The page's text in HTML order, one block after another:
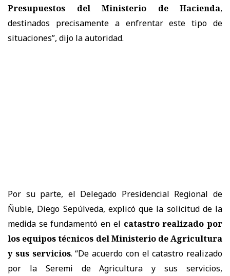
Presupuestos del Ministerio de Hacienda,
destinados precisamente a enfrentar este tipo de
situaciones”, dijo la autoridad.
Por su parte, el Delegado Presidencial Regional de
Ñuble, Diego Sepúlveda, explicó que la solicitud de la
medida se fundamentó en el catastro realizado por
los equipos técnicos del Ministerio de Agricultura
y sus servicios. “De acuerdo con el catastro realizado
por la Seremi de Agricultura y sus servicios,